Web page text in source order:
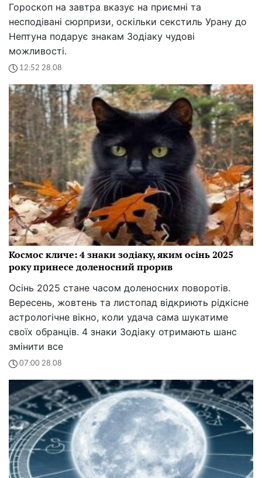
Гороскоп на завтра вказує на приємні та
несподівані сюрпризи, оскільки секстиль Урану до
Нептуна подарує знакам Зодіаку чудові
можливості.
12:52 28.08
Космос кличе: 4 знаки зодіаку, яким осінь 2025
року принесе доленосний прорив
Осінь 2025 стане часом доленосних поворотів.
Вересень, жовтень та листопад відкриють рідкісне
астрологічне вікно, коли удача сама шукатиме
своїх обранців. 4 знаки Зодіаку отримають шанс
змінити все
07:00 28.08